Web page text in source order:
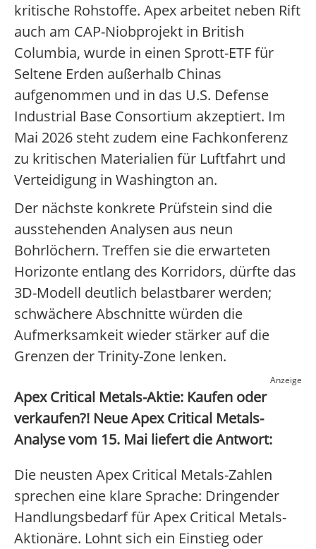
kritische Rohstoffe. Apex arbeitet neben Rift
auch am CAP-Niobprojekt in British
Columbia, wurde in einen Sprott-ETF für
Seltene Erden außerhalb Chinas
aufgenommen und in das U.S. Defense
Industrial Base Consortium akzeptiert. Im
Mai 2026 steht zudem eine Fachkonferenz
zu kritischen Materialien für Luftfahrt und
Verteidigung in Washington an.
Der nächste konkrete Prüfstein sind die
ausstehenden Analysen aus neun
Bohrlöchern. Treffen sie die erwarteten
Horizonte entlang des Korridors, dürfte das
3D-Modell deutlich belastbarer werden;
schwächere Abschnitte würden die
Aufmerksamkeit wieder stärker auf die
Grenzen der Trinity-Zone lenken.
Anzeige
Apex Critical Metals-Aktie: Kaufen oder
verkaufen?! Neue Apex Critical Metals-
Analyse vom 15. Mai liefert die Antwort:
Die neusten Apex Critical Metals-Zahlen
sprechen eine klare Sprache: Dringender
Handlungsbedarf für Apex Critical Metals-
Aktionäre. Lohnt sich ein Einstieg oder